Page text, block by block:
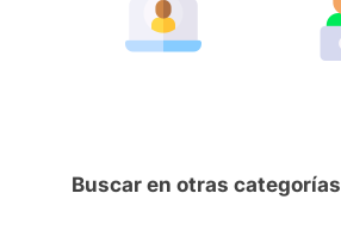
Buscar en otras categorías